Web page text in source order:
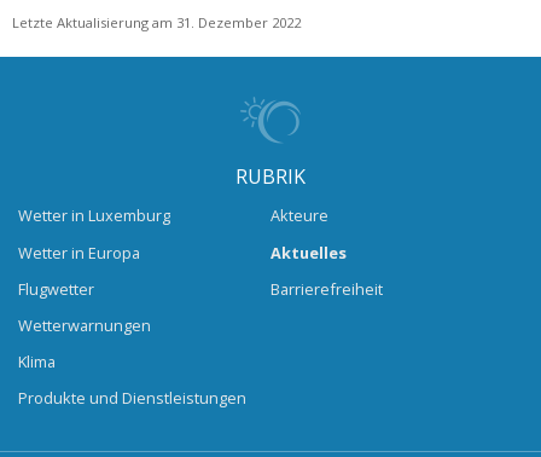
Letzte Aktualisierung am 31. Dezember 2022
RUBRIK
Wetter in Luxemburg
Wetter in Europa
Flugwetter
Wetterwarnungen
Klima
Produkte und Dienstleistungen
Akteure
Aktuelles
Barrierefreiheit